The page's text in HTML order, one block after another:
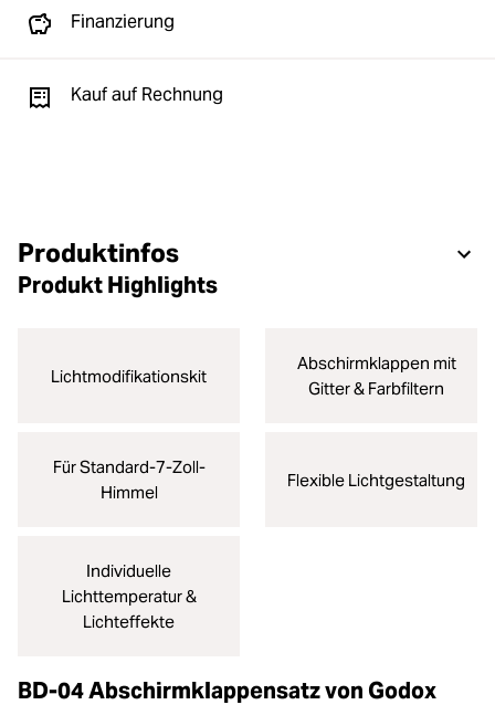
Finanzierung
Kauf auf Rechnung
Produktinfos
Produkt Highlights
Lichtmodifikationskit
Abschirmklappen mit
Gitter & Farbfiltern
Für Standard-7-Zoll-
Himmel
Flexible Lichtgestaltung
Individuelle
Lichttemperatur &
Lichteffekte
BD-04 Abschirmklappensatz von Godox